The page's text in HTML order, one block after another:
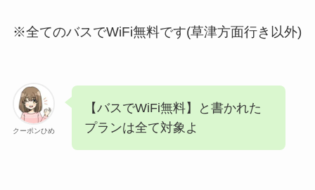
※全てのバスでWiFi無料です(草津方面行き以外)
クーポンひめ
【バスでWiFi無料】と書かれた
プランは全て対象よ